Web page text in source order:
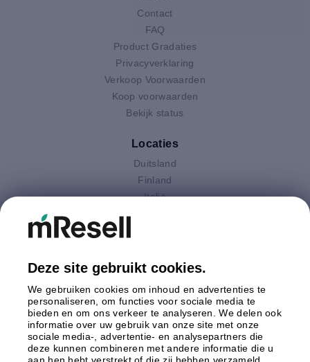
Contact
FAQ
Product Gradaties
Privacyverklaring
Verkoop Voorwaarden
Koop voorwaarden
Bekijk status
Locaties
Duitsland
Finland
Italië
Spanje
Zweden
Betaling
Deze site gebruikt cookies.
We gebruiken cookies om inhoud en advertenties te
personaliseren, om functies voor sociale media te
bieden en om ons verkeer te analyseren. We delen ook
informatie over uw gebruik van onze site met onze
sociale media-, advertentie- en analysepartners die
deze kunnen combineren met andere informatie die u